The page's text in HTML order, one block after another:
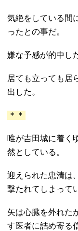
気絶をしている間
ったとの事だ。
嫌な予感が的中し
居ても立っても居
出した。
＊＊
唯が吉田城に着く
然としている。
迎えられた忠清は
撃たれてしまって
矢は心臓を外れた
す医者に詰め寄る